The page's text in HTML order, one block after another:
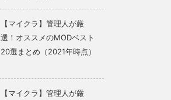
【マイクラ】管理人が厳
選！オススメのMODベスト
20選まとめ（2021年時点）
【マイクラ】管理人が厳